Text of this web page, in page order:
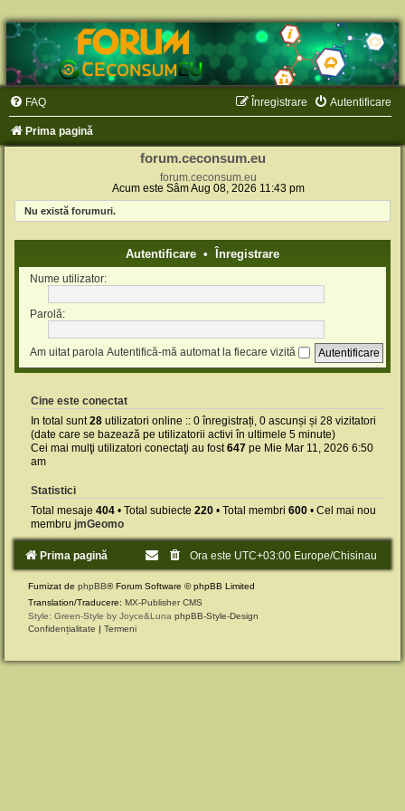
FAQ Autentificare
Înregistrare
Prima pagină
forum.ceconsum.eu
forum.ceconsum.eu
Acum este Sâm Aug 08, 2026 11:43 pm
Nu există forumuri.
Autentificare • Înregistrare
Nume utilizator:
Parolă:
Am uitat parola Autentifică-mă automat la fiecare vizită
Cine este conectat
In total sunt28 utilizatori online :: 0 înregistrați, 0 ascunși și 28 vizitatori
(date care se bazează pe utilizatorii activi în ultimele 5 minute)
Cei mai mulţi utilizatori conectaţi au fost647 pe Mie Mar 11, 2026 6:50
am
Statistici
Total mesaje 404 • Total subiecte 220 • Total membri 600 • Cel mai nou
membru jmGeomo
Prima pagină Ora este UTC+03:00 Europe/Chisinau
Furnizat de phpBB® Forum Software © phpBB Limited
Translation/Traducere: MX-Publisher CMS
Style: Green-Style by Joyce&Luna phpBB-Style-Design
Confidențialitate | Termeni